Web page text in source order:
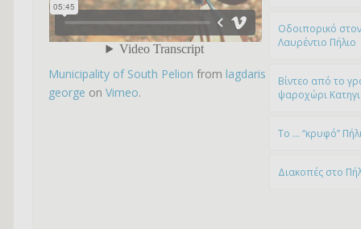
Municipality of South Pelion from lagdaris
george on Vimeo.
Οδοιπορικό
Λαυρέντιο Πήλιο
Βίντεο από το
ψαροχώρι
To … “κρυφό”
Διακοπές στο